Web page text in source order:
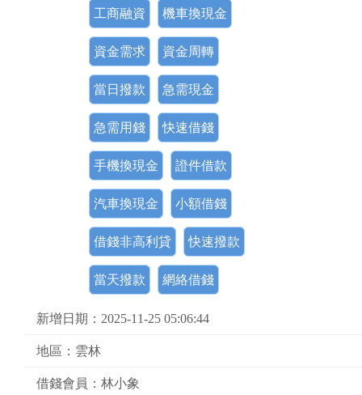
工商融資 機車換現金
資金需求 資金周轉
當日撥款 急需現金
急需用錢 快速借錢
手機換現金 證件借款
汽車換現金 小額借錢
借錢非高利貸 快速撥款
當天撥款 網絡借錢
新增日期：2025-11-25 05:06:44
地區：雲林
借錢會員：林小象